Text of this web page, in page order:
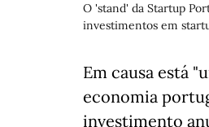
O 'stand' da Startup
investimentos em
Em causa está
economia
investimento